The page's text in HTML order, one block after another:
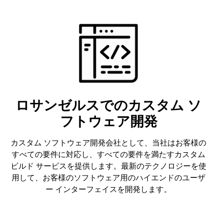
ロサンゼルスでのカスタム ソ
フトウェア開発
カスタム ソフトウェア開発会社として、当社はお客様の
すべての要件に対応し、すべての要件を満たすカスタム
ビルド サービスを提供します。最新のテクノロジーを使
用して、お客様のソフトウェア用のハイエンドのユーザ
ー インターフェイスを開発します。